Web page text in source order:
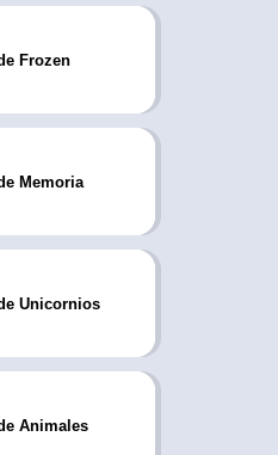
Frozen
Memoria
Unicornios
Animales